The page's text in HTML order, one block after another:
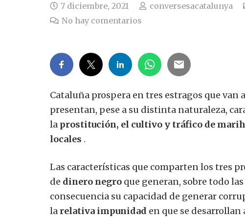
7 diciembre, 2021 conversesacatalunya
No hay comentarios
Cataluña prospera en tres estragos que van
presentan, pese a su distinta naturaleza,
la prostitución, el cultivo y tráfico de
locales .
Las características que comparten los tres
de dinero negro que generan, sobre todo
consecuencia su capacidad de generar
la relativa impunidad en que se desarrollan